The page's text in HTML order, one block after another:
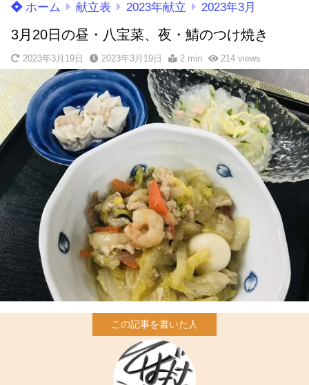
ホーム 献立表 2023年献立 2023年3月
3月20日の昼・八宝菜、夜・鯖のつけ焼き
2023年3月19日 2023年3月19日 2 min 214views